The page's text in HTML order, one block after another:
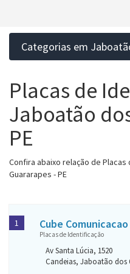
Categorias em
Placas de
Jaboatão
PE
Confira abaixo relação de
Guararapes - PE
Cube Comunicacao
Placas de Identificação
Av Santa Lúcia, 1520
Candeias, Jaboatão dos
1